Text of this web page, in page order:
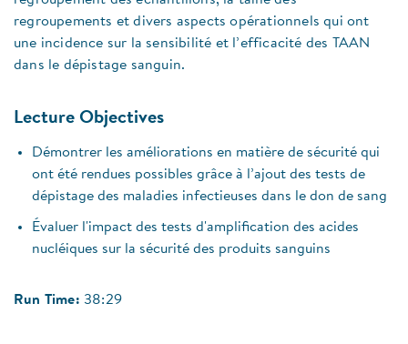
regroupements et divers aspects opérationnels qui ont
une incidence sur la sensibilité et l’efficacité des TAAN
dans le dépistage sanguin.
Lecture Objectives
Démontrer les améliorations en matière de sécurité qui
ont été rendues possibles grâce à l’ajout des tests de
dépistage des maladies infectieuses dans le don de sang
Évaluer l'impact des tests d'amplification des acides
nucléiques sur la sécurité des produits sanguins
Run Time: 38:29